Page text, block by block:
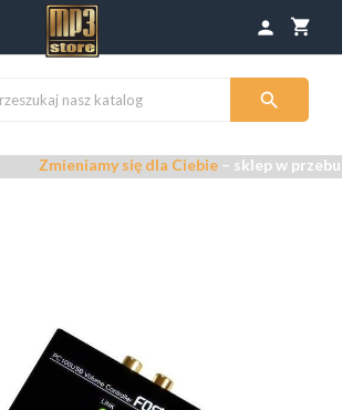
shopping_cart
person

Zmieniamy się dla Ciebie– sklep w przebudowie